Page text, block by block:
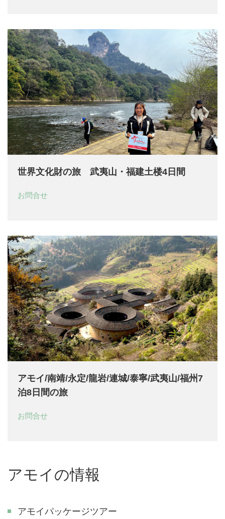
世界文化財の旅 武夷山・福建土楼4日間
お問合せ
アモイ/南靖/永定/龍岩/連城/泰寧/武夷山/福州7
泊8日間の旅
お問合せ
アモイの情報
アモイパッケージツアー